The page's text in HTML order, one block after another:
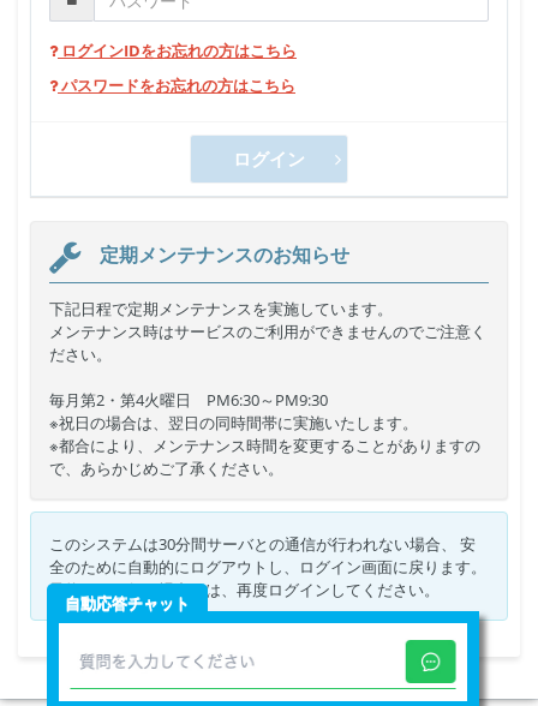
ログインIDをお忘れの方はこちら
パスワードをお忘れの方はこちら
ログイン
定期メンテナンスのお知らせ
下記日程で定期メンテナンスを実施しています。
メンテナンス時はサービスのご利用ができませんのでご注意く
ださい。
毎月第2・第4火曜日 PM6:30～PM9:30
※祝日の場合は、翌日の同時間帯に実施いたします。
※都合により、メンテナンス時間を変更することがありますの
で、あらかじめご了承ください。
このシステムは30分間サーバとの通信が行われない場合、 安
全のために自動的にログアウトし、ログイン画面に戻ります。
予約などを行う場合には、再度ログインしてください。
自動応答チャット